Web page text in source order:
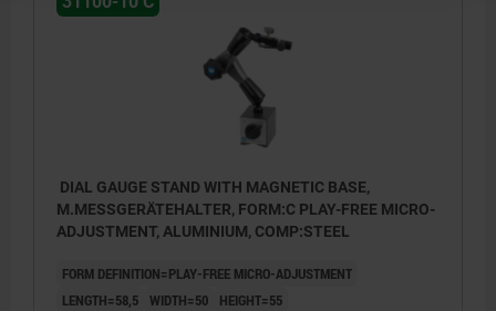
DIAL GAUGE STAND WITH MAGNETIC BASE,
M.MESSGERÄTEHALTER, FORM:C PLAY-FREE MICRO-
ADJUSTMENT, ALUMINIUM, COMP:STEEL
FORM DEFINITION=PLAY-FREE MICRO-ADJUSTMENT
LENGTH=58,5 WIDTH=50
HEIGHT=55